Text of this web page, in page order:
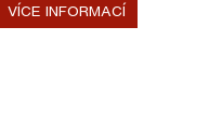
VÍCE INFORMACÍ